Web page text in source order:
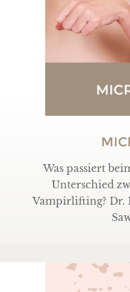
Was passiert
Unterschied
Vampirlifting? Dr.